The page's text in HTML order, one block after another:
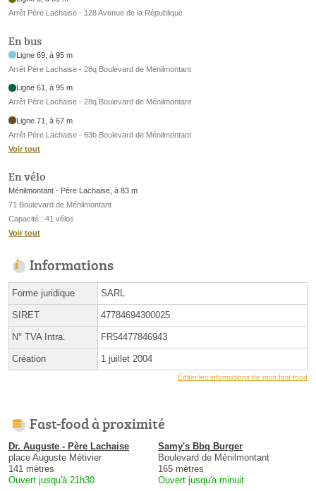
Arrêt Père Lachaise - 128 Avenue de la République
En bus
Ligne 69, à 95 m
Arrêt Père Lachaise - 28q Boulevard de Ménilmontant
Ligne 61, à 95 m
Arrêt Père Lachaise - 28q Boulevard de Ménilmontant
Ligne 71, à 67 m
Arrêt Père Lachaise - 63b Boulevard de Ménilmontant
Voir tout
En vélo
Ménilmontant - Père Lachaise, à 83 m
71 Boulevard de Ménilmontant
Capacité : 41 vélos
Voir tout
Informations
Forme juridique SARL
SIRET 47784694300025
N° TVA Intra. FR54477846943
Création 1 juillet 2004
Éditer les informations de mon fast-food
Fast-food à proximité
Dr. Auguste - Père Lachaise
place Auguste Métivier
141 mètres
Ouvert jusqu'à 21h30
Samy's Bbq Burger
Boulevard de Ménilmontant
165 mètres
Ouvert jusqu'à minuit